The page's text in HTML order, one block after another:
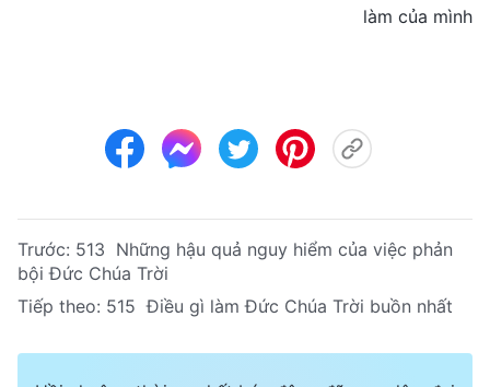
làm của mình
Trước: 513 Những hậu quả nguy hiểm của việc phản
bội Đức Chúa Trời
Tiếp theo: 515 Điều gì làm Đức Chúa Trời buồn nhất